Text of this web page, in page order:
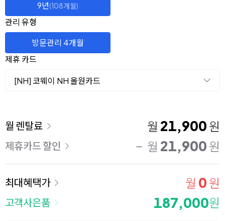
9년(108개월)
관리 유형
방문관리 4개월
제휴 카드
[NH] 코웨이 NH 올원카드
이용 요금
월 렌탈료 월 21,900 원
제휴카드 할인 월 21,900 원
최대혜택가 월 0 원
고객사은품 187,000원